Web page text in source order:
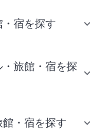
宿を探す
旅館・宿を探
・宿を探す